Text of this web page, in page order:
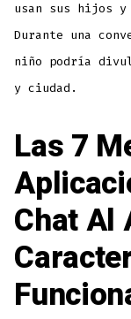
usan sus hijos y
Durante una
niño podría
y ciudad.
Las 7
Chat Al